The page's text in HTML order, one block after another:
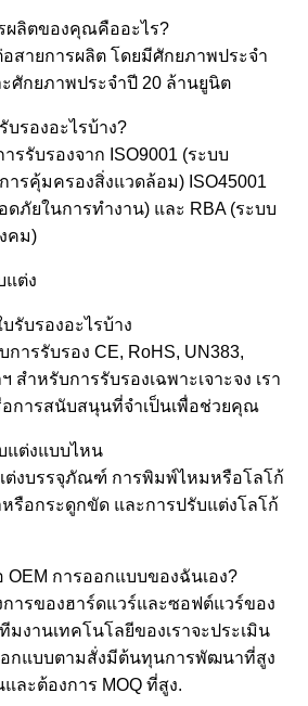
ผลิตของคุณคืออะไร?
สายการผลิต โดยมีศักยภาพประจํา
ศักยภาพประจําปี 20 ล้านยูนิต
รองอะไรบ้าง?
รรับรองจาก ISO9001 (ระบบ
ารคุ้มครองสิ่งแวดล้อม) ISO45001
ภัยในการทํางาน) และ RBA (ระบบ
คม)
ต่ง
บรองอะไรบ้าง
ารรับรอง CE, RoHS, UN383,
สําหรับการรับรองเฉพาะเจาะจง เรา
อการสนับสนุนที่จําเป็นเพื่อช่วยคุณ
ต่งแบบไหน
ต่งบรรจุภัณฑ์ การพิมพ์ไหมหรือโลโก้
รือกระดูกขัด และการปรับแต่งโลโก้
การออกแบบของฉันเอง?
ารของฮาร์ดแวร์และซอฟต์แวร์ของ
งานเทคโนโลยีของเราจะประเมิน
กแบบตามสั่งมีต้นทุนการพัฒนาที่สูง
ละต้องการ MOQ ที่สูง.